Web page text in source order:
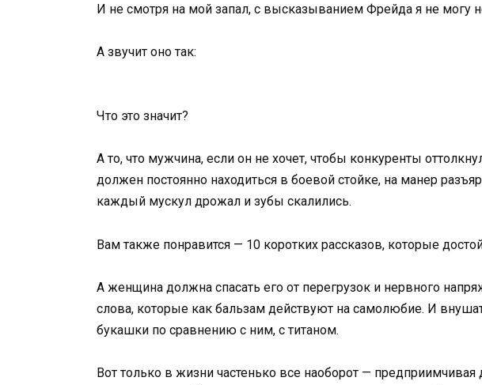
И не смотря на мой запал, с высказыванием Фрейда я не могу
А звучит оно так:
Что это значит?
А то, что мужчина, если он не хочет, чтобы конкуренты
должен постоянно находиться в боевой стойке, на манер
каждый мускул дрожал и зубы скалились.
Вам также понравится — 10 коротких рассказов, которые
А женщина должна спасать его от перегрузок и нервного
слова, которые как бальзам действуют на самолюбие. И
букашки по сравнению с ним, с титаном.
Вот только в жизни частенько все наоборот — предприимчивая